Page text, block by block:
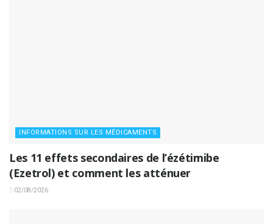
INFORMATIONS SUR LES MÉDICAMENTS
Les 11 effets secondaires de l’ézétimibe
(Ezetrol) et comment les atténuer
02/08/2026